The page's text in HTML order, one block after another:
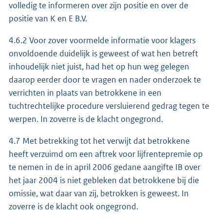
volledig te informeren over zijn positie en over de
positie van K en E B.V.
4.6.2 Voor zover voormelde informatie voor klagers
onvoldoende duidelijk is geweest of wat hen betreft
inhoudelijk niet juist, had het op hun weg gelegen
daarop eerder door te vragen en nader onderzoek te
verrichten in plaats van betrokkene in een
tuchtrechtelijke procedure versluierend gedrag tegen te
werpen. In zoverre is de klacht ongegrond.
4.7 Met betrekking tot het verwijt dat betrokkene
heeft verzuimd om een aftrek voor lijfrentepremie op
te nemen in de in april 2006 gedane aangifte IB over
het jaar 2004 is niet gebleken dat betrokkene bij die
omissie, wat daar van zij, betrokken is geweest. In
zoverre is de klacht ook ongegrond.